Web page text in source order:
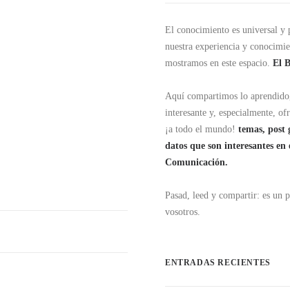
El conocimiento es universal y
nuestra experiencia y
mostramos en este espacio. El
Aquí compartimos lo
interesante y, especialmente,
¡a todo el mundo! temas, post
datos que son interesantes
Comunicación.
Pasad, leed y compartir: es un
vosotros.
ENTRADAS RECIENTES